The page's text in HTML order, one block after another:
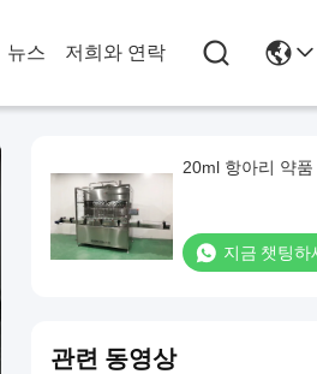
뉴스 저희와 연락
20ml 항아리 약
지금 챗팅하
관련 동영상